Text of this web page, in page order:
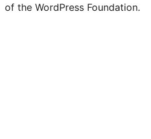
of the WordPress Foundation.